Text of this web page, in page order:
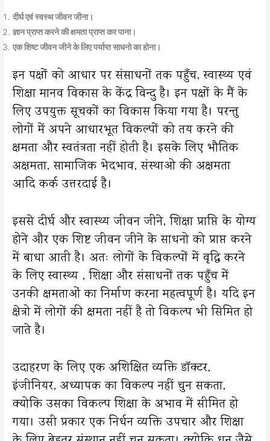
दीर्घ एवं स्वस्थ जीवन जीना।
ज्ञान प्राप्त करने की क्षमता प्राप्त कर पाना।
एक शिष्ट जीवन जीने के लिए पर्याप्त साधनो का होना।
इन पक्षों को आधार पर संसाधनों तक पहुँच, स्वास्थ्य एवं
शिक्षा मानव विकास के केंद्र विन्दु है। इन पक्षों के मैं के
लिए उपयुक्त सूचकों का विकास किया गया है। परन्तु
लोगों में अपने आधारभूत विकल्पों को तय करने की
क्षमता और स्वतंत्रता नहीं होती है। इसके लिए भौतिक
अक्षमता, सामाजिक भेदभाव, संस्थाओ की अक्षमता
आदि कर्क उत्तरदाई है।
इससे दीर्घ और स्वास्थ्य जीवन जीने, शिक्षा प्राप्ति के योग्य
होने और एक शिष्ट जीवन जीने के साधनो को प्राप्त करने
में बाधा आती है। अतः लोगों के विकल्पों में वृद्धि करने
के लिए स्वास्थ्य , शिक्षा और संसाधनों तक पहुँच में
उनकी क्षमताओं का निर्माण करना महत्वपूर्ण है। यदि इन
क्षेत्रो में लोगों की क्षमता नहीं है तो विकल्प भी सिमित हो
जाते है।
उदाहरण के लिए एक अशिक्षित व्यक्ति डॉक्टर,
इंजीनियर, अध्यापक का विकल्प नहीं चुन सकता,
क्योकि उसका विकल्प शिक्षा के अभाव में सीमित हो
गया। उसी प्रकार एक निर्धन व्यक्ति उपचार और शिक्षा